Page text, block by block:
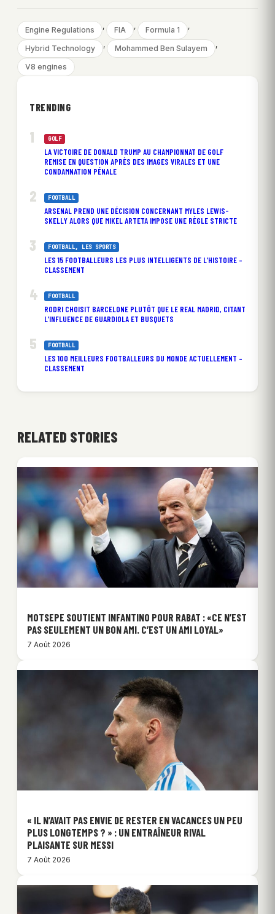
Engine Regulations , FIA , Formula 1 ,
Hybrid Technology , Mohammed Ben Sulayem ,
V8 engines
TRENDING
GOLF
LA VICTOIRE DE DONALD TRUMP AU CHAMPIONNAT DE GOLF
REMISE EN QUESTION APRÈS DES IMAGES VIRALES ET UNE
CONDAMNATION PÉNALE
FOOTBALL
ARSENAL PREND UNE DÉCISION CONCERNANT MYLES LEWIS-
SKELLY ALORS QUE MIKEL ARTETA IMPOSE UNE RÈGLE STRICTE
FOOTBALL, LES SPORTS
LES 15 FOOTBALLEURS LES PLUS INTELLIGENTS DE L’HISTOIRE –
CLASSEMENT
FOOTBALL
RODRI CHOISIT BARCELONE PLUTÔT QUE LE REAL MADRID, CITANT
L’INFLUENCE DE GUARDIOLA ET BUSQUETS
FOOTBALL
LES 100 MEILLEURS FOOTBALLEURS DU MONDE ACTUELLEMENT –
CLASSEMENT
RELATED STORIES
MOTSEPE SOUTIENT INFANTINO POUR RABAT : «CE N’EST
PAS SEULEMENT UN BON AMI. C’EST UN AMI LOYAL»
7 Août 2026
« IL N’AVAIT PAS ENVIE DE RESTER EN VACANCES UN PEU
PLUS LONGTEMPS ? » : UN ENTRAÎNEUR RIVAL
PLAISANTE SUR MESSI
7 Août 2026